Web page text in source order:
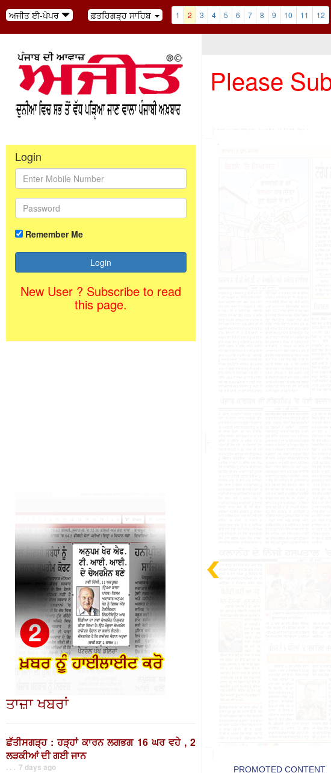
ਅਜੀਤ ਈ-ਪੇਪਰ ਫ਼ਤਹਿਗੜ੍ਹ ਸਾਹਿਬ 1 2 3 4 5 6 7 8 9 10 11 12
Login
Remember Me
New User ? Subscribe to read
this page.
ਤਾਜ਼ਾ ਖਬਰਾਂ
ਛੱਤੀਸਗੜ੍ਹ : ਹੜ੍ਹਾਂ ਕਾਰਨ ਲਗਭਗ 16 ਘਰ ਵਹੇ , 2
ਲੜਕੀਆਂ ਦੀ ਗਈ ਜਾਨ
. . . 7 days ago
Please